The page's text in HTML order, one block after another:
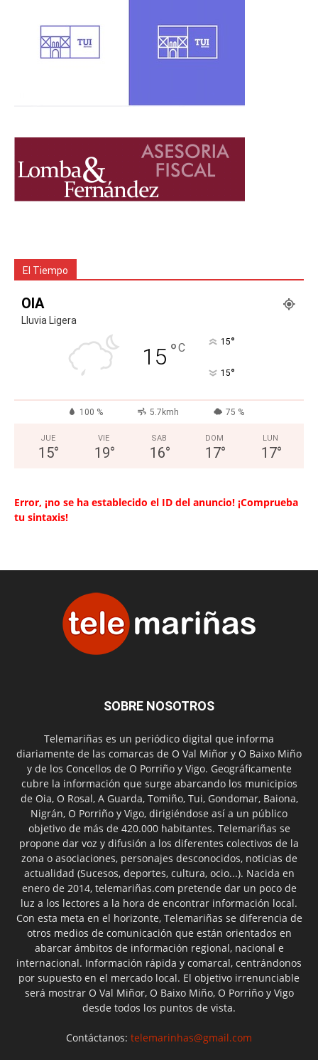
El Tiempo
OIA
Lluvia Ligera
15 °C 15°
15°
100 % 5.7kmh 75 %
JUE
15°
VIE
19°
SAB
16°
DOM
17°
LUN
17°
Error, ¡no se ha establecido el ID del anuncio! ¡Comprueba
tu sintaxis!
SOBRE NOSOTROS
Telemariñas es un periódico digital que informa
diariamente de las comarcas de O Val Miñor y O Baixo Miño
y de los Concellos de O Porriño y Vigo. Geográficamente
cubre la información que surge abarcando los municipios
de Oia, O Rosal, A Guarda, Tomiño, Tui, Gondomar, Baiona,
Nigrán, O Porriño y Vigo, dirigiéndose así a un público
objetivo de más de 420.000 habitantes. Telemariñas se
propone dar voz y difusión a los diferentes colectivos de la
zona o asociaciones, personajes desconocidos, noticias de
actualidad (Sucesos, deportes, cultura, ocio...). Nacida en
enero de 2014, telemariñas.com pretende dar un poco de
luz a los lectores a la hora de encontrar información local.
Con esta meta en el horizonte, Telemariñas se diferencia de
otros medios de comunicación que están orientados en
abarcar ámbitos de información regional, nacional e
internacional. Información rápida y comarcal, centrándonos
por supuesto en el mercado local. El objetivo irrenunciable
será mostrar O Val Miñor, O Baixo Miño, O Porriño y Vigo
desde todos los puntos de vista.
Contáctanos: telemarinhas@gmail.com